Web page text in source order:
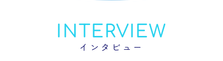
INTERVIEW
インタビュー